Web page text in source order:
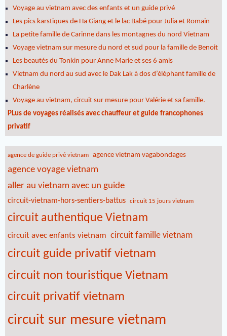
Voyage au vietnam avec des enfants et un guide privé
Les pics karstiques de Ha Giang et le lac Babé pour Julia et Romain
La petite famille de Carinne dans les montagnes du nord Vietnam
Voyage vietnam sur mesure du nord et sud pour la famille de Benoit
Les beautés du Tonkin pour Anne Marie et ses 6 amis
Vietnam du nord au sud avec le Dak Lak à dos d’éléphant famille de
Charlène
Voyage au vietnam, circuit sur mesure pour Valérie et sa famille.
PLus de voyages réalisés avec chauffeur et guide francophones
privatif
agence de guide privé vietnam agence vietnam vagabondages
agence voyage vietnam
aller au vietnam avec un guide
circuit-vietnam-hors-sentiers-battus circuit 15 jours vietnam
circuit authentique Vietnam
circuit avec enfants vietnam circuit famille vietnam
circuit guide privatif vietnam
circuit non touristique Vietnam
circuit privatif vietnam
circuit sur mesure vietnam